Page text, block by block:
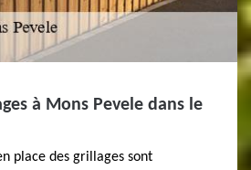
à Mons Pevele dans le
place des grillages sont